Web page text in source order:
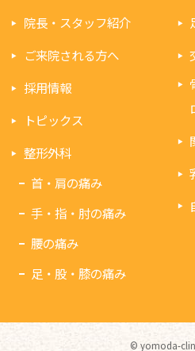
院長・スタッフ紹介
ご来院される方へ
採用情報
トピックス
整形外科
首・肩の痛み
手・指・肘の痛み
腰の痛み
足・股・膝の痛み
© yomoda-